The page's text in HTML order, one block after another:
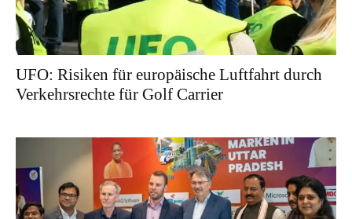
UFO: Risiken für europäische Luftfahrt durch
Verkehrsrechte für Golf Carrier